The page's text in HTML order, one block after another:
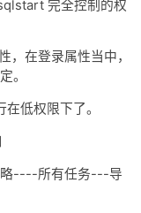
完全控制的权
，在登录属性当中，
。
低权限下了。
----所有任务---导